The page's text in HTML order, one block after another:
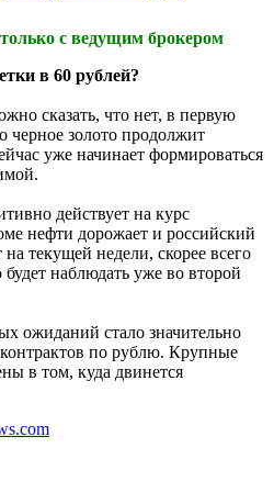
с ведущим брокером
в 60 рублей?
сказать, что нет, в первую
черное золото продолжит
уже начинает формироваться
действует на курс
нефти дорожает и российский
текущей недели, скорее всего
наблюдать уже во второй
ожиданий стало значительно
по рублю. Крупные
в том, куда двинется